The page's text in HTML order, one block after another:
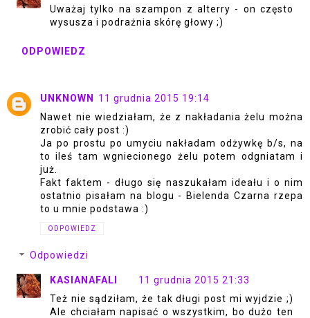
Uważaj tylko na szampon z alterry - on często
wysusza i podrażnia skórę głowy ;)
ODPOWIEDZ
UNKNOWN
11 grudnia 2015 19:14
Nawet nie wiedziałam, że z nakładania żelu można
zrobić cały post :)
Ja po prostu po umyciu nakładam odżywkę b/s, na
to ileś tam wgniecionego żelu potem odgniatam i
już.
Fakt faktem - długo się naszukałam ideału i o nim
ostatnio pisałam na blogu - Bielenda Czarna rzepa
to u mnie podstawa :)
ODPOWIEDZ
Odpowiedzi
KASIANAFALI
11 grudnia 2015 21:33
Też nie sądziłam, że tak długi post mi wyjdzie ;)
Ale chciałam napisać o wszystkim, bo dużo ten